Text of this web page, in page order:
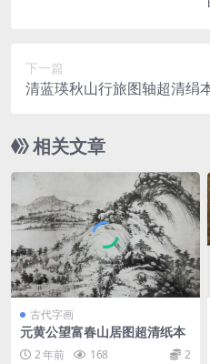
下一篇
清蓝瑛秋山行旅图轴超清绢
相关文章
古代字画
元黄公望富春山居图超清纸本
2 年前 168 2